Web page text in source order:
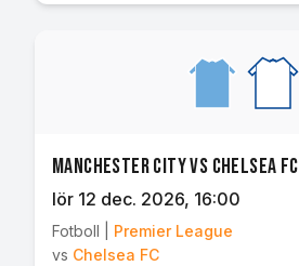
Manchester City vs Chelsea FC
lör 12 dec. 2026, 16:00
Fotboll
Premier League
vs Chelsea FC